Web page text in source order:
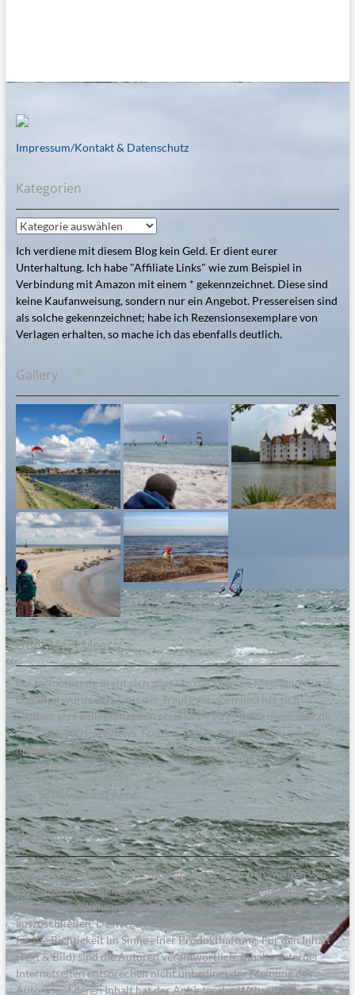
Impressum/Kontakt & Datenschutz
Kategorien
Kategorien
Ich verdiene mit diesem Blog kein Geld. Er dient eurer
Unterhaltung. Ich habe "Affiliate Links" wie zum Beispiel in
Verbindung mit Amazon mit einem * gekennzeichnet. Diese sind
keine Kaufanweisung, sondern nur ein Angebot. Pressereisen sind
als solche gekennzeichnet; habe ich Rezensionsexemplare von
Verlagen erhalten, so mache ich das ebenfalls deutlich.
Gallery
Steinesammeln am
Naturstrand Bottsand
Über Mein:Meer
Bei meinmeer.de dreht sich alles um die Themen Meer und Küste.
Das Blog wurde 2017 aus der Traufe gehoben und hat sich
seitdem als Familienmagazin etabliert – 2019 hatte meinmeer.de
rund 545.000 Pageviews. Freizeit, Reisen, Lebensgefühl – und
immer das Meer im Blick. Ich hoffe, wir können auch euch
begeistern!
Viel Spaß, wünscht Anne.
Disclaimer
Alle in diesem Blog veröffentlichten Informationen wurden von
den Autoren sorgfältig recherchiert, zusammengestellt und
geprüft. Inhaltliche und sachliche Fehler sind dennoch nicht
auszuschließen. Deswegen erfolgen alle Angaben ohne Gewähr
für die Richtigkeit im Sinne einer Produkthaftung. Für den Inhalt
(Text & Bild) sind die Autoren verantwortlich; Inhalte externer
Internetseiten entsprechen nicht unbedingt der Meinung des
Autors; auf deren Inhalt hat der Anbieter der Webseite keinen